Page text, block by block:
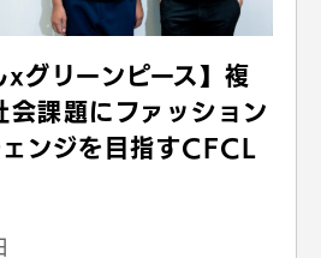
xグリーンピース】複
会課題にファッション
ンジを目指すCFCL